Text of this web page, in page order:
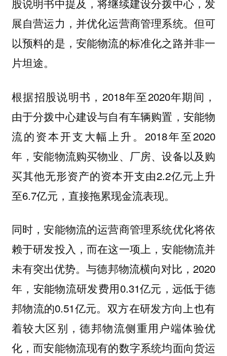
股说明书中提及，将继续建设分拨中心，发
展自营运力，并优化运营商管理系统。但可
以预料的是，安能物流的标准化之路并非一
片坦途。
根据招股说明书，2018年至2020年期间，
由于分拨中心建设与自有车辆购置，安能物
流的资本开支大幅上升。2018年至2020
年，安能物流购买物业、厂房、设备以及购
买其他无形资产的资本开支由2.2亿元上升
至6.7亿元，直接拖累现金流表现。
同时，安能物流的运营商管理系统优化将依
赖于研发投入，而在这一项上，安能物流并
未有突出优势。与德邦物流横向对比，2020
年，安能物流研发费用0.31亿元，远低于德
邦物流的0.51亿元。双方在研发方向上也有
着较大区别，德邦物流侧重用户端体验优
化，而安能物流现有的数字系统均面向货运